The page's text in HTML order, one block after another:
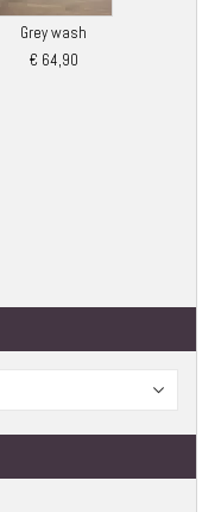
Grey wash
€ 64,90